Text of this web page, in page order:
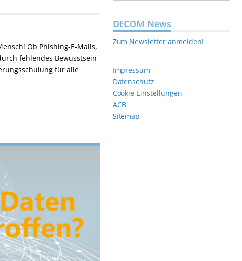
Ob Phishing-E-Mails,
fehlendes Bewusstsein
für alle
DECOM News
Zum Newsletter anmelden!
Impressum
Datenschutz
Cookie Einstellungen
AGB
Sitemap